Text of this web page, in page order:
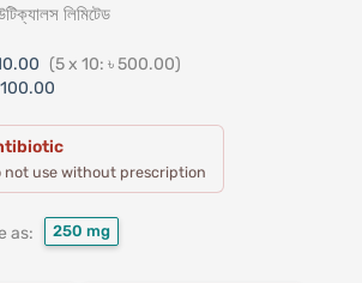
লিমিটেড
(5 x 10: ৳ 500.00)
100.00
not use without prescription
as: 250 mg